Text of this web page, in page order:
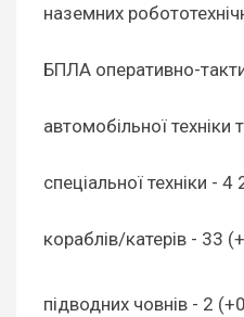
наземних
БПЛА оперативно-
автомобільної
спеціальної техніки -
кораблів/катерів - 33
підводних човнів - 2